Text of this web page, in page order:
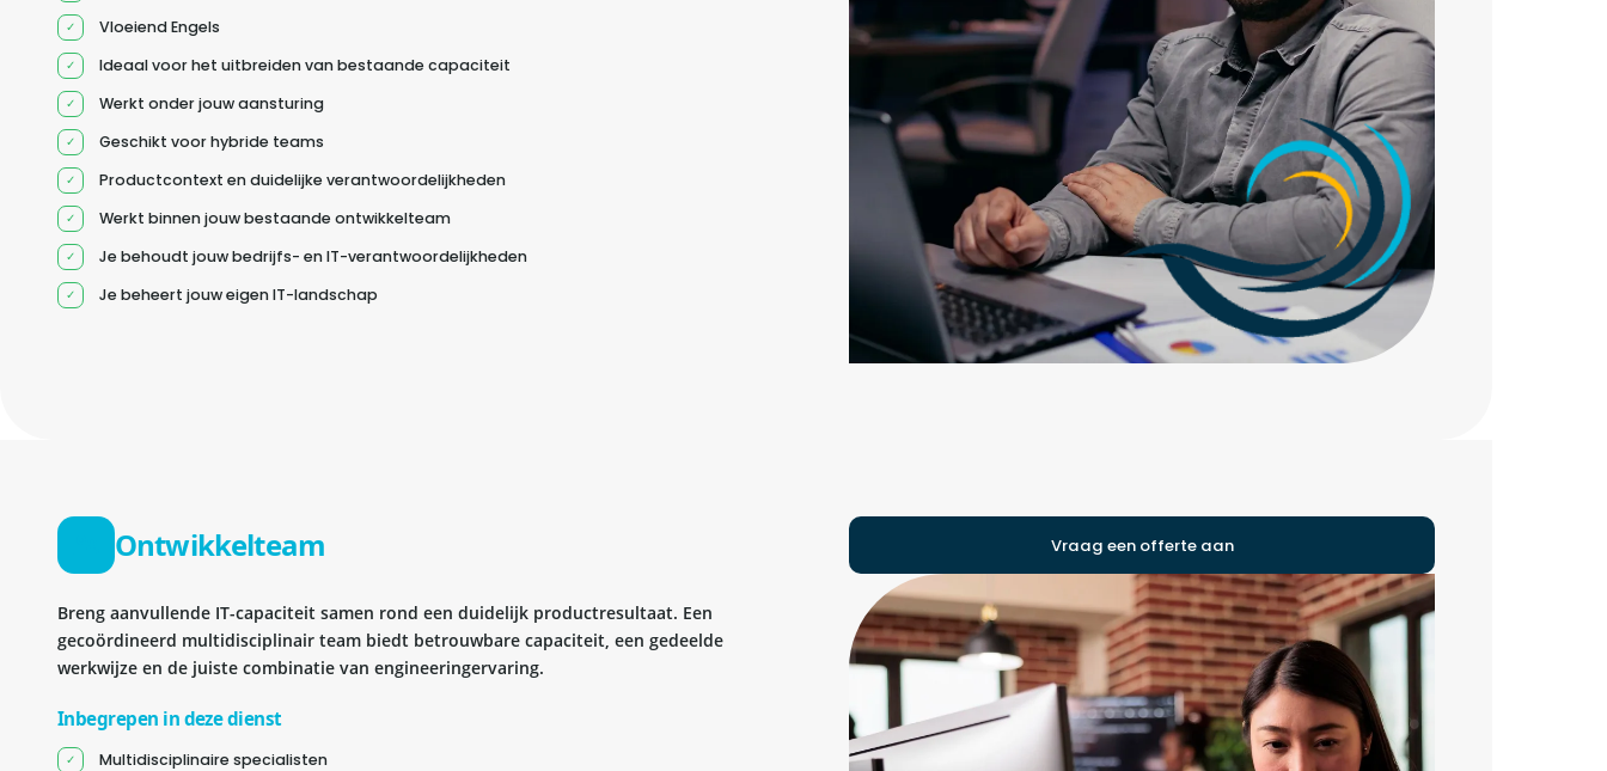
Vloeiend Engels
Ideaal voor het uitbreiden van bestaande capaciteit
Werkt onder jouw aansturing
Geschikt voor hybride teams
Productcontext en duidelijke verantwoordelijkheden
Werkt binnen jouw bestaande ontwikkelteam
Je behoudt jouw bedrijfs- en IT-verantwoordelijkheden
Je beheert jouw eigen IT-landschap
Ontwikkelteam
Breng aanvullende IT-capaciteit samen rond een duidelijk productresultaat. Een
gecoördineerd multidisciplinair team biedt betrouwbare capaciteit, een gedeelde
werkwijze en de juiste combinatie van engineeringervaring.
Inbegrepen in deze dienst
Multidisciplinaire specialisten
Vraag een offerte aan